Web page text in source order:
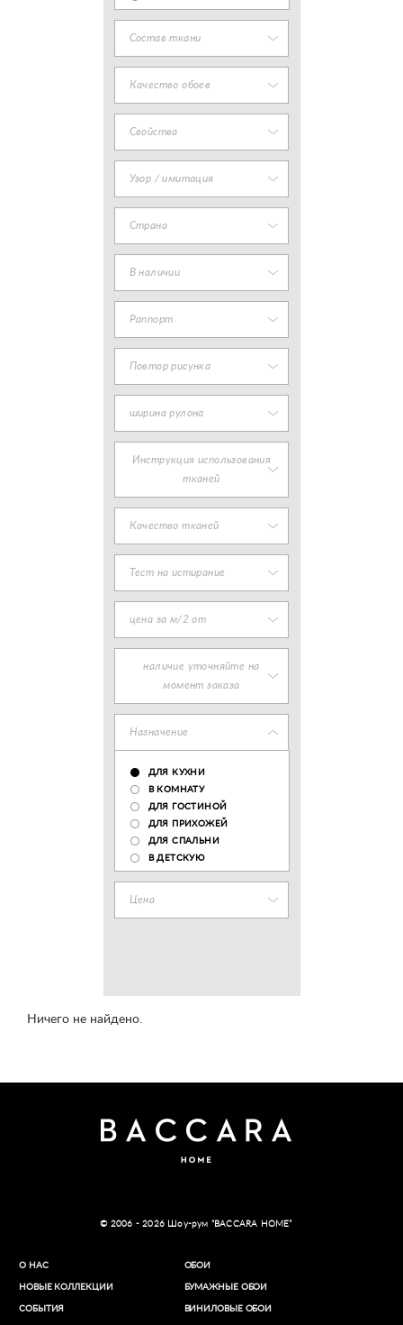
Состав ткани
Качество обоев
Свойства
Узор / имитация
Страна
В наличии
Раппорт
Повтор рисунка
ширина рулона
Инструкция использования
тканей
Качество тканей
Тест на истирание
цена за м/2 от
наличие уточняйте на
момент заказа
Назначение
ДЛЯ КУХНИ
В КОМНАТУ
ДЛЯ ГОСТИНОЙ
ДЛЯ ПРИХОЖЕЙ
ДЛЯ СПАЛЬНИ
В ДЕТСКУЮ
Цена
Ничего не найдено.
© 2006 - 2026 Шоу-рум “BACCARA HOME”
О НАС
НОВЫЕ КОЛЛЕКЦИИ
СОБЫТИЯ
ОБОИ
БУМАЖНЫЕ ОБОИ
ВИНИЛОВЫЕ ОБОИ​